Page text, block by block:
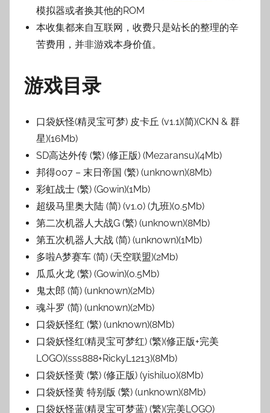
模拟器或者换其他的ROM
本收集都来自互联网，收费只是站长的整理的辛
苦费用，并非游戏本身价值。
游戏目录
口袋妖怪(精灵宝可梦) 皮卡丘 (v1.1)(简)(CKN & 群
星)(16Mb)
SD高达外传 (繁) (修正版) (Mezaransu)(4Mb)
邦得007 – 末日帝国 (繁) (unknown)(8Mb)
彩虹战士 (繁) (Gowin)(1Mb)
超级马里奥大陆 (简) (v1.0) (九班)(0.5Mb)
第二次机器人大战G (繁) (unknown)(8Mb)
第五次机器人大战 (简) (unknown)(1Mb)
多啦A梦赛车 (简) (天空联盟)(2Mb)
瓜瓜火龙 (繁) (Gowin)(0.5Mb)
鬼太郎 (简) (unknown)(2Mb)
魂斗罗 (简) (unknown)(2Mb)
口袋妖怪红 (繁) (unknown)(8Mb)
口袋妖怪红(精灵宝可梦红) (繁)(修正版+完美
LOGO)(sss888+RickyL1213)(8Mb)
口袋妖怪黄 (繁) (修正版) (yishiluo)(8Mb)
口袋妖怪黄 特别版 (繁) (unknown)(8Mb)
口袋妖怪蓝(精灵宝可梦蓝) (繁)(完美LOGO)